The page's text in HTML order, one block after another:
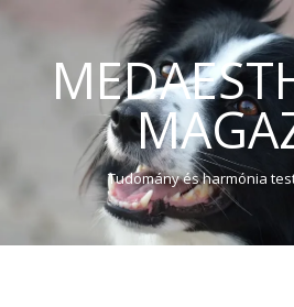
Tudomány és harmónia